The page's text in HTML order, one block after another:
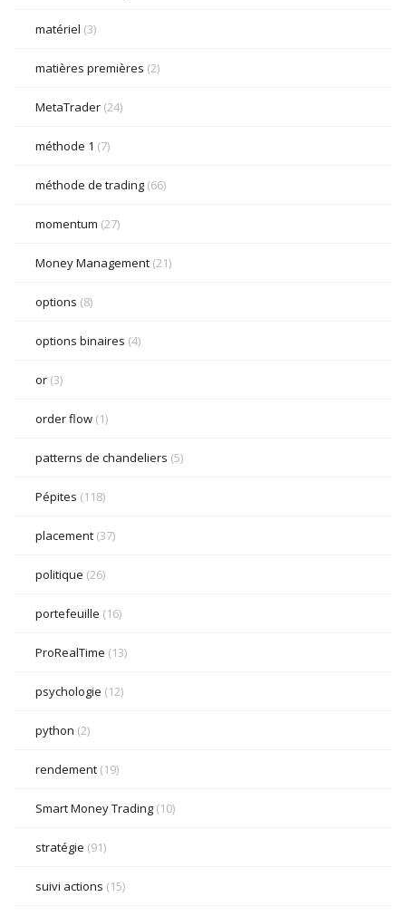
matériel (3)
matières premières (2)
MetaTrader (24)
méthode 1 (7)
méthode de trading (66)
momentum (27)
Money Management (21)
options (8)
options binaires (4)
or (3)
order flow (1)
patterns de chandeliers (5)
Pépites (118)
placement (37)
politique (26)
portefeuille (16)
ProRealTime (13)
psychologie (12)
python (2)
rendement (19)
Smart Money Trading (10)
stratégie (91)
suivi actions (15)